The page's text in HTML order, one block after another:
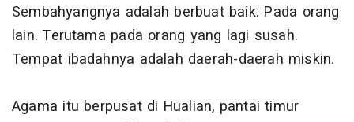
Sembahyangnya adalah berbuat baik. Pada orang
lain. Terutama pada orang yang lagi susah.
Tempat ibadahnya adalah daerah-daerah miskin.
Agama itu berpusat di Hualian, pantai timur